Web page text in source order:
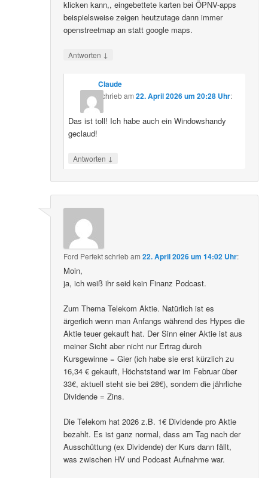
klicken kann,, eingebettete karten bei ÖPNV-apps
beispielsweise zeigen heutzutage dann immer
openstreetmap an statt google maps.
Antworten ↓
Claude
schriebam 22. April 2026 um 20:28 Uhr:
Das ist toll! Ich habe auch ein Windowshandy
geclaud!
Antworten ↓
Ford Perfektschriebam22. April 2026 um 14:02 Uhr:
Moin,
ja, ich weiß ihr seid kein Finanz Podcast.
Zum Thema Telekom Aktie. Natürlich ist es
ärgerlich wenn man Anfangs während des Hypes die
Aktie teuer gekauft hat. Der Sinn einer Aktie ist aus
meiner Sicht aber nicht nur Ertrag durch
Kursgewinne = Gier (ich habe sie erst kürzlich zu
16,34 € gekauft, Höchststand war im Februar über
33€, aktuell steht sie bei 28€), sondern die jährliche
Dividende = Zins.
Die Telekom hat 2026 z.B. 1€ Dividende pro Aktie
bezahlt. Es ist ganz normal, dass am Tag nach der
Ausschüttung (ex Dividende) der Kurs dann fällt,
was zwischen HV und Podcast Aufnahme war.